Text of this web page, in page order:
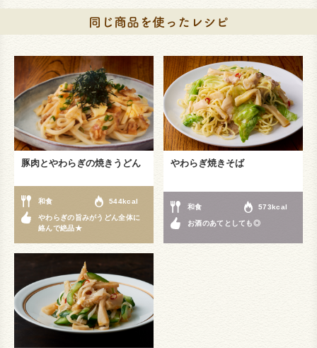
豚肉とやわらぎの焼きうどん
和食 544kcal
やわらぎの旨みがうどん全体に
絡んで絶品★
やわらぎ焼きそば
和食 573kcal
お酒のあてとしても◎